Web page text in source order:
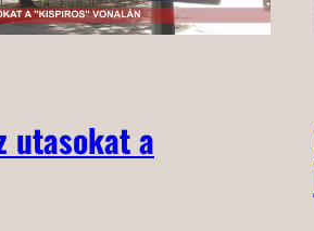
utasokat a